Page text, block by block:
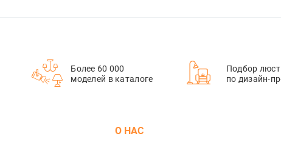
Более 60 000
моделей в каталоге
Подбор
по дизайн-
О НАС